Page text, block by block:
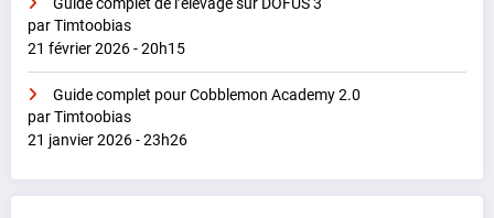
par Timtoobias
21 février 2026 - 20h15
Guide complet pour Cobblemon Academy 2.0
par Timtoobias
21 janvier 2026 - 23h26